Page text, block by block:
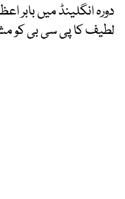
دورہ انگلینڈ میں بابر
لطیف کا پی سی بی کو